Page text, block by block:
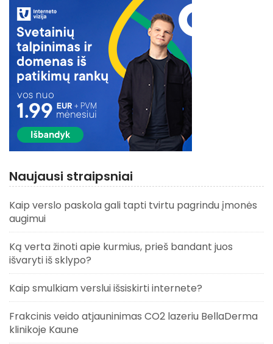
Naujausi straipsniai
Kaip verslo paskola gali tapti tvirtu pagrindu įmonės
augimui
Ką verta žinoti apie kurmius, prieš bandant juos
išvaryti iš sklypo?
Kaip smulkiam verslui išsiskirti internete?
Frakcinis veido atjauninimas CO2 lazeriu BellaDerma
klinikoje Kaune